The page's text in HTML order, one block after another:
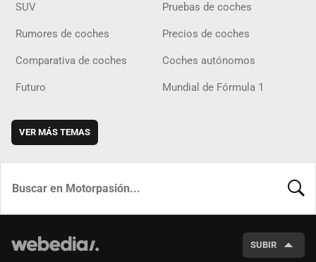
SUV Pruebas de coches
Rumores de coches Precios de coches
Comparativa de coches Coches autónomos
Futuro Mundial de Fórmula 1
VER MÁS TEMAS
SUBIR